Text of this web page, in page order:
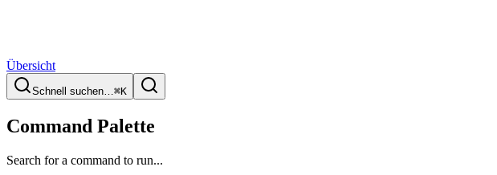
Übersicht
Schnell suchen…⌘K
Command Palette
Search for a command to run...